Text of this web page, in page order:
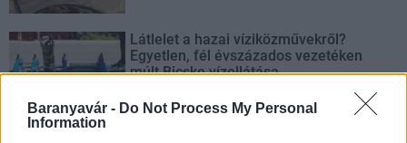
Baranyavár - Do Not Process My Personal
Information
Látlelet a hazai víziközművekről?
Egyetlen, fél évszázados vezetéken
múlt Bicske vízellátása